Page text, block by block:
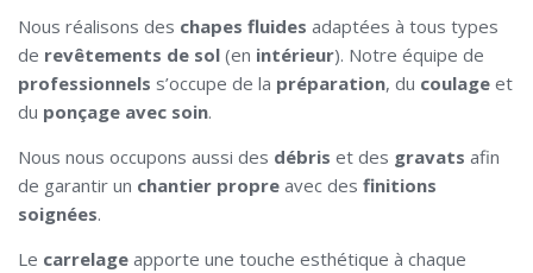
Nous réalisons des chapes fluides adaptées à tous types
de revêtements de sol (en intérieur). Notre équipe de
professionnels s’occupe de la préparation, du coulage et
du ponçage avec soin.
Nous nous occupons aussi des débris et des gravats afin
de garantir un chantier propre avec des finitions
soignées.
Le carrelage apporte une touche esthétique à chaque